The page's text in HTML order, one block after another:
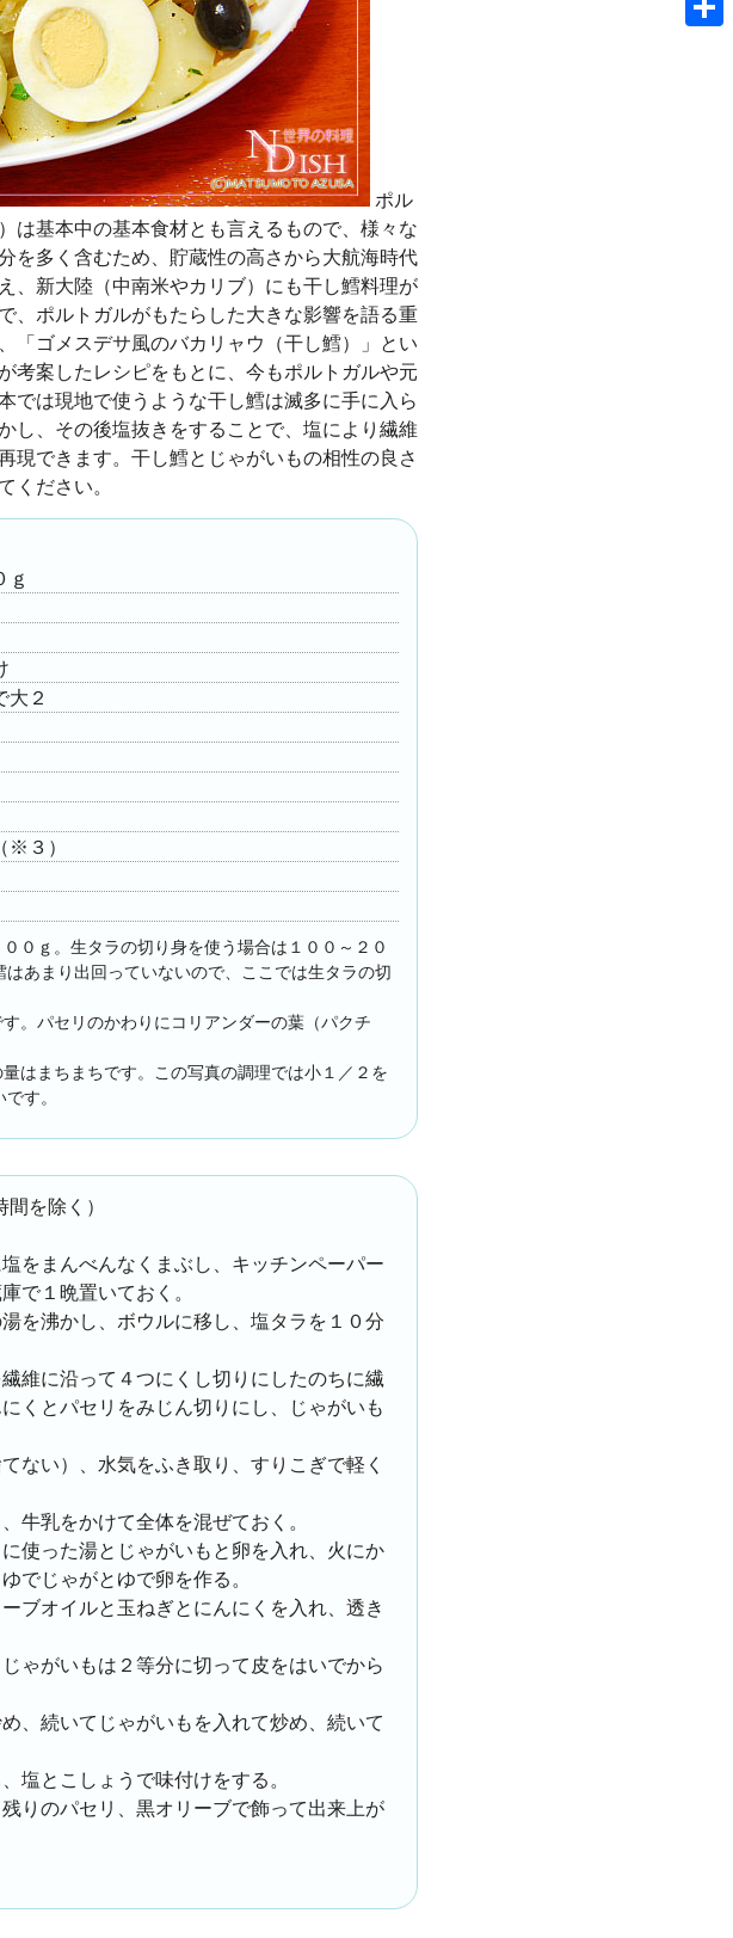
ポル
は基本中の基本食材とも言えるもので、様々な
を多く含むため、貯蔵性の高さから大航海時代
、新大陸（中南米やカリブ）にも干し鱈料理が
、ポルトガルがもたらした大きな影響を語る重
「ゴメスデサ風のバカリャウ（干し鱈）」とい
考案したレシピをもとに、今もポルトガルや元
では現地で使うような干し鱈は滅多に手に入ら
し、その後塩抜きをすることで、塩により繊維
現できます。干し鱈とじゃがいもの相性の良さ
ください。
ｇ
大２
※３）
０ｇ。生タラの切り身を使う場合は１００～２０
あまり出回っていないので、ここでは生タラの切
。パセリのかわりにコリアンダーの葉（パクチ
はまちまちです。この写真の調理では小１／２を
す。
を除く）
をまんべんなくまぶし、キッチンペーパー
で１晩置いておく。
を沸かし、ボウルに移し、塩タラを１０分
維に沿って４つにくし切りにしたのちに繊
くとパセリをみじん切りにし、じゃがいも
ない）、水気をふき取り、すりこぎで軽く
牛乳をかけて全体を混ぜておく。
使った湯とじゃがいもと卵を入れ、火にか
でじゃがとゆで卵を作る。
ブオイルと玉ねぎとにんにくを入れ、透き
ゃがいもは２等分に切って皮をはいでから
、続いてじゃがいもを入れて炒め、続いて
塩とこしょうで味付けをする。
りのパセリ、黒オリーブで飾って出来上が